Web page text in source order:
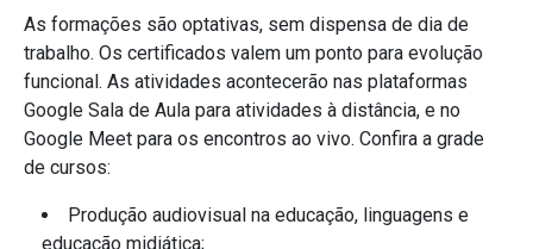
As formações são optativas, sem dispensa de dia de
trabalho. Os certificados valem um ponto para evolução
funcional. As atividades acontecerão nas plataformas
Google Sala de Aula para atividades à distância, e no
Google Meet para os encontros ao vivo. Confira a grade
de cursos:
Produção audiovisual na educação, linguagens e
educação midiática;